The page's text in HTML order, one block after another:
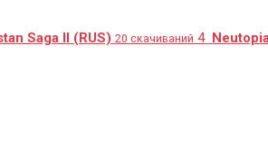
Saga II (RUS) 20 скачиваний 4